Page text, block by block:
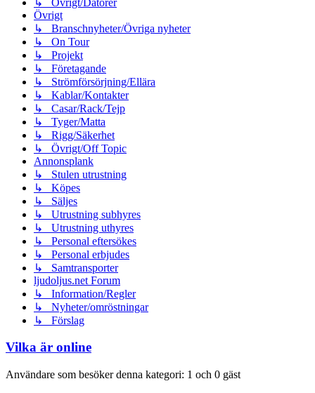
Övrigt
↳ Branschnyheter/Övriga nyheter
↳ On Tour
↳ Projekt
↳ Företagande
↳ Strömförsörjning/Ellära
↳ Kablar/Kontakter
↳ Casar/Rack/Tejp
↳ Tyger/Matta
↳ Rigg/Säkerhet
↳ Övrigt/Off Topic
Annonsplank
↳ Stulen utrustning
↳ Köpes
↳ Säljes
↳ Utrustning subhyres
↳ Utrustning uthyres
↳ Personal eftersökes
↳ Personal erbjudes
↳ Samtransporter
ljudoljus.net Forum
↳ Information/Regler
↳ Nyheter/omröstningar
↳ Förslag
Vilka är online
Användare som besöker denna kategori: 1 och 0 gäst